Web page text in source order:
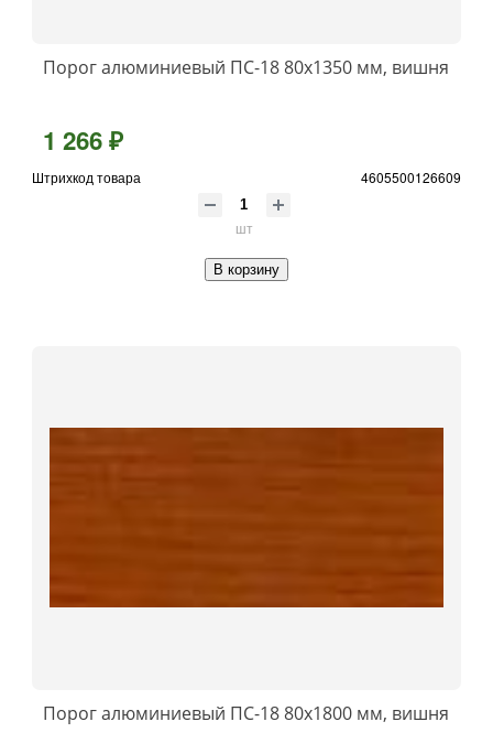
Порог алюминиевый ПС-18 80x1350 мм, вишня
1 266 ₽
Штрихкод товара 4605500126609
шт
В корзину
Порог алюминиевый ПС-18 80x1800 мм, вишня